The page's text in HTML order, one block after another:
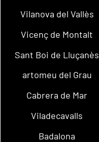
Vilanova del Vallès
Vicenç de Montalt
Sant Boi de Lluçanès
artomeu del Grau
Cabrera de Mar
Viladecavalls
Badalona